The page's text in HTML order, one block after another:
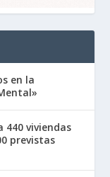
en la
viviendas
previstas